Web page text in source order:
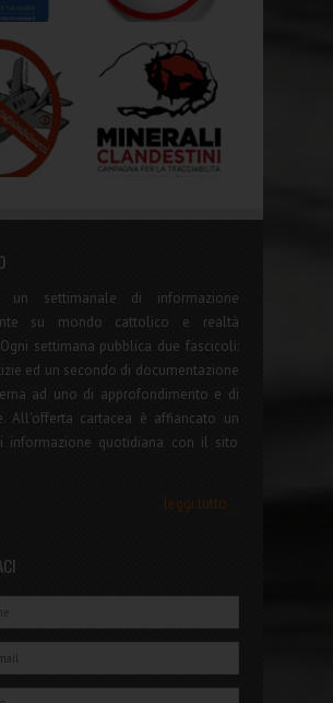
un settimanale di informazione
su mondo cattolico e realtà
settimana pubblica due fascicoli:
ed un secondo di documentazione
ad uno di approfondimento e di
All'offerta cartacea è affiancato un
informazione quotidiana con il sito
leggi tutto...